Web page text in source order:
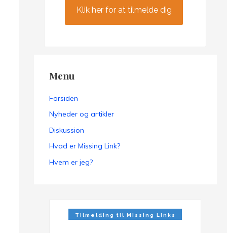
Klik her for at tilmelde dig
Menu
Forsiden
Nyheder og artikler
Diskussion
Hvad er Missing Link?
Hvem er jeg?
Tilmelding til Missing Links